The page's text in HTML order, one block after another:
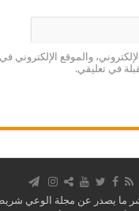
والموقع الإلكتروني
في تعليقي.
ما يصدر عن مجلة الوعي